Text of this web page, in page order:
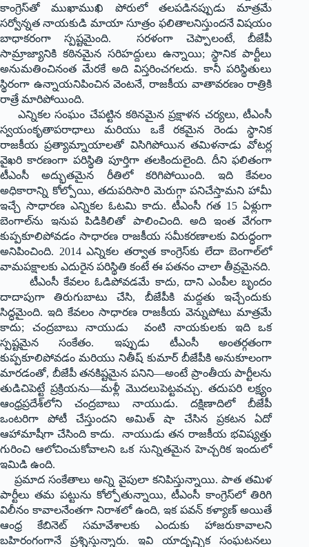
కాంగ్రెస్‌తో ముఖాముఖి పోరులో తలపడినప్పుడు మాత్రమే
సర్వోన్నత నాయకుడి మాయా సూత్రం ఫలితాలనిస్తుందనే విషయం
బాధాకరంగా స్పష్టమైంది. సరళంగా చెప్పాలంటే, బీజేపీ
సామ్రాజ్యానికి కఠినమైన సరిహద్దులు ఉన్నాయి; స్థానిక పార్టీలు
అనుమతించినంత మేరకే అది విస్తరించగలదు. కానీ పరిస్థితులు
స్థిరంగా ఉన్నాయనిపించిన వెంటనే, రాజకీయ వాతావరణం రాత్రికి
రాత్రే మారిపోయింది.
ఎన్నికల సంఘం చేపట్టిన కఠినమైన ప్రక్షాళన చర్యలు, టీఎంసీ
స్వయంకృతాపరాధాలు మరియు ఒకే రకమైన రెండు స్థానిక
రాజకీయ ప్రత్యామ్నాయాలతో విసిగిపోయిన తమిళనాడు వోటర్ల
వైఖరి కారణంగా పరిస్థితి పూర్తిగా తలకిందులైంది. దీని ఫలితంగా
టీఎంసీ అద్భుతమైన రీతిలో కరిగిపోయింది. ఇది కేవలం
అధికారాన్ని కోల్పోయి, తదుపరిసారి మెరుగ్గా పనిచేస్తామని హామీ
ఇచ్చే సాధారణ ఎన్నికల ఓటమి కాదు. టీఎంసీ గత 15 ఏళ్లుగా
బెంగాల్‌ను ఇనుప పిడికిలితో పాలించింది. అది ఇంత వేగంగా
కుప్పకూలిపోవడం సాధారణ రాజకీయ సమీకరణాలకు విరుద్ధంగా
అనిపించింది. 2014 ఎన్నికల తర్వాత కాంగ్రెస్‌కు లేదా బెంగాల్‌లో
వామపక్షాలకు ఎదురైన పరిస్థితి కంటే ఈ పతనం చాలా తీవ్రమైనది.
టీఎంసీ కేవలం ఓడిపోవడమే కాదు, దాని ఎంపీల బృందం
దాదాపుగా తిరుగుబాటు చేసి, బీజేపీకి మద్దతు ఇచ్చేందుకు
సిద్ధమైంది. ఇది కేవలం సాధారణ రాజకీయ వెన్నుపోటు మాత్రమే
కాదు; చంద్రబాబు నాయుడు వంటి నాయకులకు ఇది ఒక
స్పష్టమైన సంకేతం. ఇప్పుడు టీఎంసీ అంతర్గతంగా
కుప్పకూలిపోవడం మరియు నితీష్ కుమార్ బీజేపీకి అనుకూలంగా
మారడంతో, బీజేపీ తనకిష్టమైన పనిని—అంటే ప్రాంతీయ పార్టీలను
తుడిచిపెట్టే ప్రక్రియను—మళ్లీ మొదలుపెట్టవచ్చు. తదుపరి లక్ష్యం
ఆంధ్రప్రదేశ్‌లోని చంద్రబాబు నాయుడు. దక్షిణాదిలో బీజేపీ
ఒంటరిగా పోటీ చేస్తుందని అమిత్ షా చేసిన ప్ర‌క‌ట‌న ఏదో
ఆహామాషీగా చేసింది కాదు. నాయుడు తన రాజకీయ భవిష్యత్తు
గురించి ఆలోచించుకోవాలని ఒక సున్నితమైన హెచ్చరిక ఇందులో
ఇమిడి ఉంది.
ప్రమాద సంకేతాలు అన్ని వైపులా కనిపిస్తున్నాయి. పాత తమిళ
పార్టీలు తమ పట్టును కోల్పోతున్నాయి, టీఎంసీ కాంగ్రెస్‌లో తిరిగి
విలీనం కావాలనేంతగా నిరాశలో ఉంది, ఇక పవన్‌ కళ్యాణ్ అయితే
ఆంధ్ర కేబినెట్ సమావేశాలకు ఎందుకు హాజరుకావాల‌ని
బహిరంగంగానే ప్రశ్నిస్తున్నారు. ఇవి యాదృచ్ఛిక సంఘటనలు